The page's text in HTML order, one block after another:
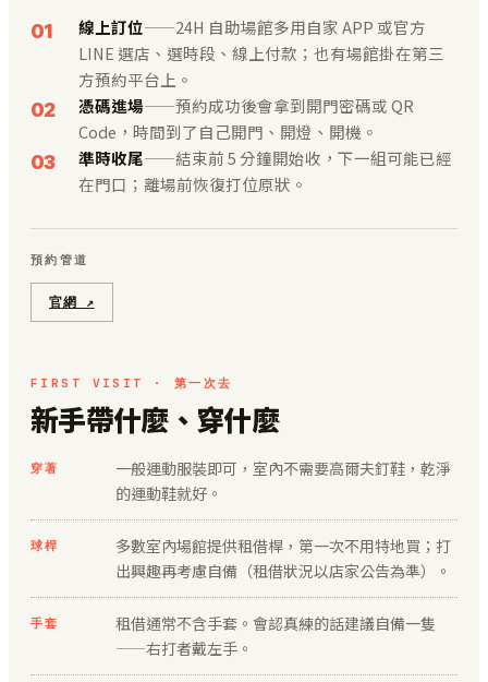
線上訂位——24H 自助場館多用自家 APP 或官方
LINE 選店、選時段、線上付款；也有場館掛在第三
方預約平台上。
憑碼進場——預約成功後會拿到開門密碼或 QR
Code，時間到了自己開門、開燈、開機。
準時收尾——結束前 5 分鐘開始收，下一組可能已經
在門口；離場前恢復打位原狀。
預約管道
官網 ↗
FIRST VISIT · 第一次去
新手帶什麼、穿什麼
穿著
一般運動服裝即可，室內不需要高爾夫釘鞋，乾淨
的運動鞋就好。
球桿
多數室內場館提供租借桿，第一次不用特地買；打
出興趣再考慮自備（租借狀況以店家公告為準）。
手套
租借通常不含手套。會認真練的話建議自備一隻
——右打者戴左手。